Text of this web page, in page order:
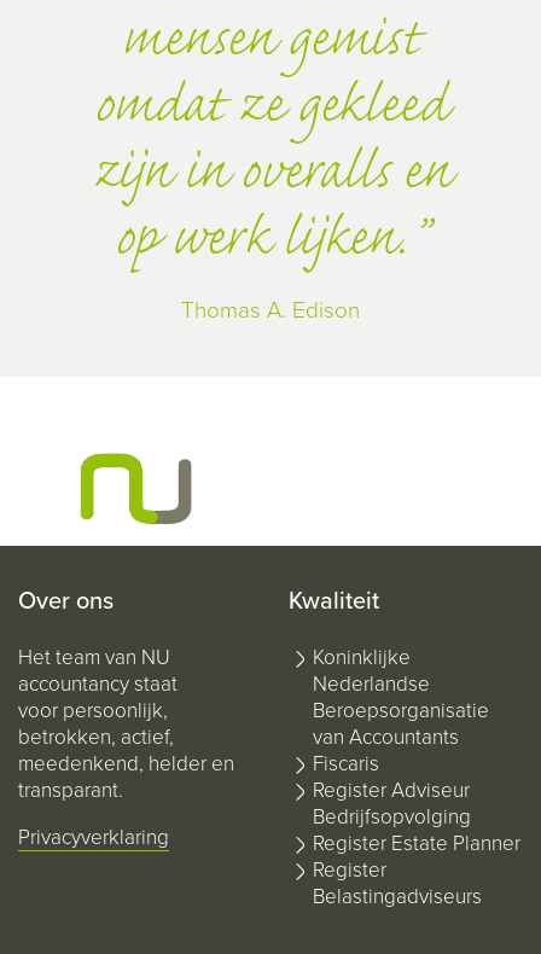
mensen gemist
omdat ze gekleed
zijn in overalls en
op werk lijken.
Thomas A. Edison
Over ons
Het team van NU
accountancy staat
voor persoonlijk,
betrokken, actief,
meedenkend, helder en
transparant.
Privacyverklaring
Kwaliteit
Koninklijke
Nederlandse
Beroepsorganisatie
van Accountants
Fiscaris
Register Adviseur
Bedrijfsopvolging
Register Estate Planner
Register
Belastingadviseurs